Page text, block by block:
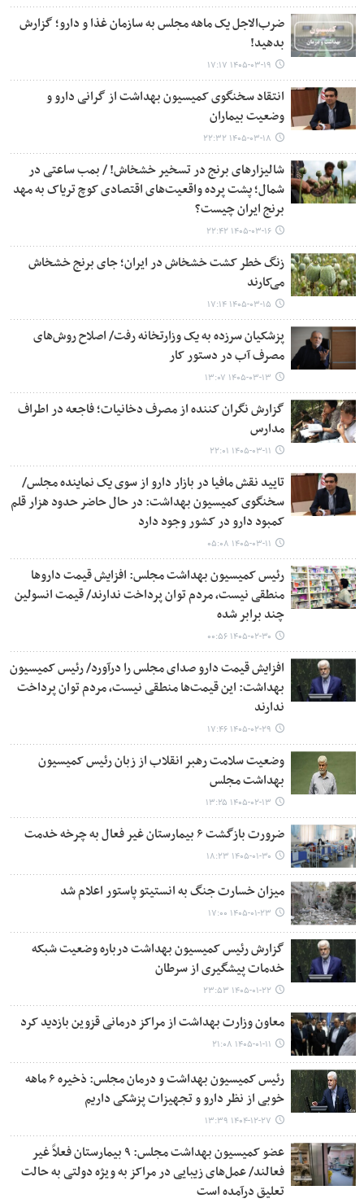
ضرب‌الاجل یک ماهه مجلس به سازمان غذا و دارو؛ گزارش
بدهید!
۱۴۰۵-۰۳-۱۹ ۱۷:۱۷
انتقاد سخنگوی کمیسیون بهداشت از گرانی دارو و
وضعیت بیماران
۱۴۰۵-۰۳-۱۸ ۲۲:۳۲
شالیزارهای برنج در تسخیر خشخاش! / بمب ساعتی در
شمال؛ پشت پرده واقعیت‌های اقتصادی کوچ تریاک به مهد
برنج ایران چیست؟
۱۴۰۵-۰۳-۱۶ ۲۲:۴۲
زنگ خطر کشت خشخاش در ایران؛ جای برنج خشخاش
می‌کارند
۱۴۰۵-۰۳-۱۵ ۱۷:۱۴
پزشکیان سرزده به یک وزارتخانه رفت/ اصلاح روش‌های
مصرف آب در دستور کار
۱۴۰۵-۰۳-۱۳ ۱۳:۰۷
گزارش نگران کننده از مصرف دخانیات؛ فاجعه در اطراف
مدارس
۱۴۰۵-۰۳-۱۱ ۲۲:۰۱
تایید نقش مافیا در بازار دارو از سوی یک نماینده مجلس/
سخنگوی کمیسیون بهداشت: در حال حاضر حدود هزار قلم
کمبود دارو در کشور وجود دارد
۱۴۰۵-۰۳-۱۱ ۰۵:۰۸
رئیس کمیسیون بهداشت مجلس: افزایش قیمت‌ داروها
منطقی نیست، مردم توان پرداخت ندارند/ قیمت انسولین
چند برابر شده
۱۴۰۵-۰۲-۳۰ ۰۰:۵۶
افزایش قیمت دارو صدای مجلس را درآورد/ رئیس کمیسیون
بهداشت: این قیمت‌ها منطقی نیست، مردم توان پرداخت
ندارند
۱۴۰۵-۰۲-۲۹ ۱۷:۴۶
وضعیت سلامت رهبر انقلاب از زبان رئیس کمیسیون
بهداشت مجلس
۱۴۰۵-۰۲-۱۳ ۱۳:۲۵
ضرورت بازگشت ۶ بیمارستان‌ غیر فعال به چرخه خدمت
۱۴۰۵-۰۱-۳۰ ۱۸:۲۳
میزان خسارت جنگ به انستیتو پاستور اعلام شد
۱۴۰۵-۰۱-۲۳ ۱۷:۰۰
گزارش رئیس کمیسیون بهداشت درباره وضعیت شبکه
خدمات پیشگیری از سرطان
۱۴۰۵-۰۱-۲۲ ۲۳:۵۳
معاون وزارت بهداشت از مراکز درمانی قزوین بازدید کرد
۱۴۰۵-۰۱-۱۱ ۲۱:۰۸
رئیس کمیسیون بهداشت و درمان مجلس: ذخیره ۶ ماهه
خوبی از نظر دارو و تجهیزات پزشکی داریم
۱۴۰۴-۱۲-۲۷ ۱۳:۳۹
عضو کمیسیون بهداشت مجلس: ۹ بیمارستان فعلاً غیر
فعالند/ عمل‌های زیبایی در مراکز به ویژه دولتی به حالت
تعلیق درآمده است